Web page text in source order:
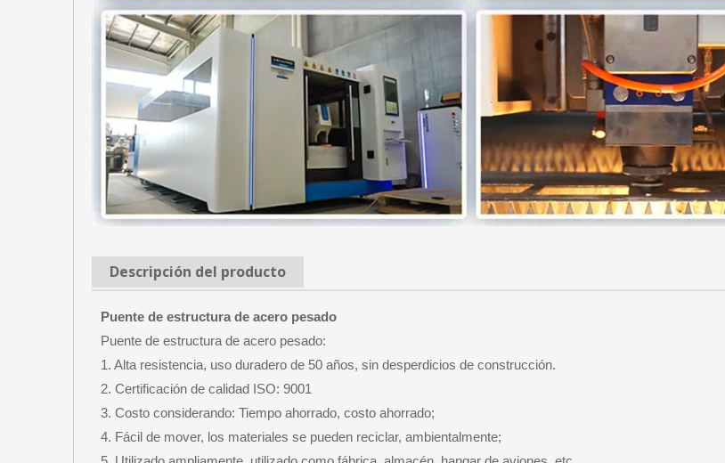
Descripción del producto
Puente de estructura de acero pesado
Puente de estructura de acero pesado:
1. Alta resistencia, uso duradero de 50 años, sin desperdicios de construcción.
2. Certificación de calidad ISO: 9001
3. Costo considerando: Tiempo ahorrado, costo ahorrado;
4. Fácil de mover, los materiales se pueden reciclar, ambientalmente;